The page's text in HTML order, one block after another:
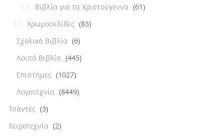
Βιβλία για τα Χριστούγεννα (61)
Χρωμοσελίδες (83)
Σχολικά Βιβλία (6)
Λοιπά Βιβλία (445)
Επιστήμες (1027)
Λογοτεχνία (8449)
Τσάντες (3)
Χειροτεχνία (2)